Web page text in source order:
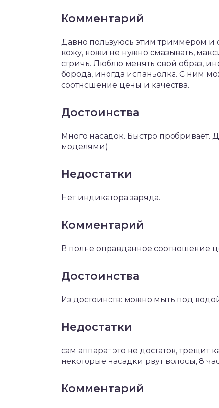
Комментарий
Давно пользуюсь этим триммером и
кожу, ножи не нужно смазывать,
стричь. Люблю менять свой образ,
борода, иногда испаньолка. С ним
соотношение цены и качества.
Достоинства
Много насадок. Быстро пробривает.
моделями)
Недостатки
Нет индикатора заряда.
Комментарий
В полне оправданное соотношение
Достоинства
Из достоинств: можно мыть под
Недостатки
сам аппарат это не достаток, трещит
некоторые насадки рвут волосы, 8
Комментарий